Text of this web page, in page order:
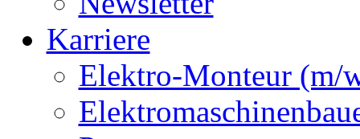
Karriere
Elektro-Monteur (m/